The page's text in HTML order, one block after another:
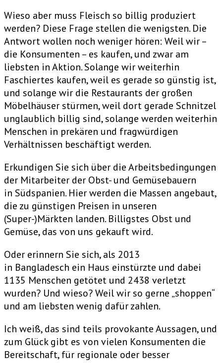
Wieso aber muss Fleisch so billig produziert
werden? Diese Frage stellen die wenigsten. Die
Antwort wollen noch weniger hören: Weil wir –
die Konsumenten – es kaufen, und zwar am
liebsten in Aktion. Solange wir weiterhin
Faschiertes kaufen, weil es gerade so günstig ist,
und solange wir die Restaurants der großen
Möbelhäuser stürmen, weil dort gerade Schnitzel
unglaublich billig sind, solange werden weiterhin
Menschen in prekären und fragwürdigen
Verhältnissen beschäftigt werden.
Erkundigen Sie sich über die Arbeitsbedingungen
der Mitarbeiter der Obst- und Gemüsebauern
in Südspanien. Hier werden die Massen angebaut,
die zu günstigen Preisen in unseren
(Super-)Märkten landen. Billigstes Obst und
Gemüse, das von uns gekauft wird.
Oder erinnern Sie sich, als 2013
in Bangladesch ein Haus einstürzte und dabei
1135 Menschen getötet und 2438 verletzt
wurden? Und wieso? Weil wir so gerne „shoppen“
und am liebsten wenig dafür zahlen.
Ich weiß, das sind teils provokante Aussagen, und
zum Glück gibt es von vielen Konsumenten die
Bereitschaft, für regionale oder besser